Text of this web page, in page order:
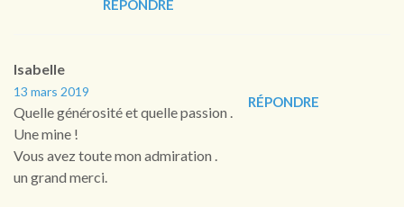
RÉPONDRE
Isabelle
13 mars 2019
Quelle générosité et quelle passion .
Une mine !
Vous avez toute mon admiration .
un grand merci.
RÉPONDRE